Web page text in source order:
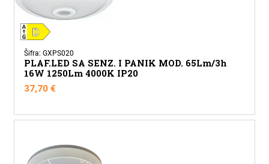
Šifra: GXPS020
PLAF.LED SA SENZ. I PANIK MOD. 65Lm/3h
16W 1250Lm 4000K IP20
37,70€